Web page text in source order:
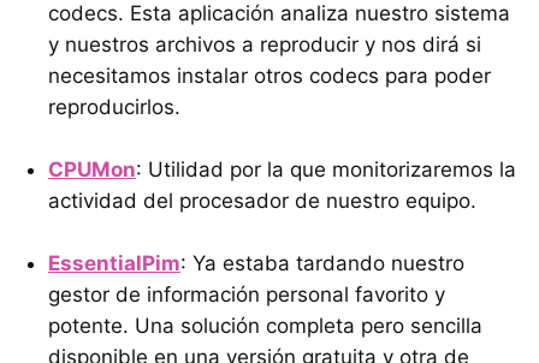
codecs. Esta aplicación analiza nuestro sistema
y nuestros archivos a reproducir y nos dirá si
necesitamos instalar otros codecs para poder
reproducirlos.
CPUMon: Utilidad por la que monitorizaremos la
actividad del procesador de nuestro equipo.
EssentialPim: Ya estaba tardando nuestro
gestor de información personal favorito y
potente. Una solución completa pero sencilla
disponible en una versión gratuita y otra de